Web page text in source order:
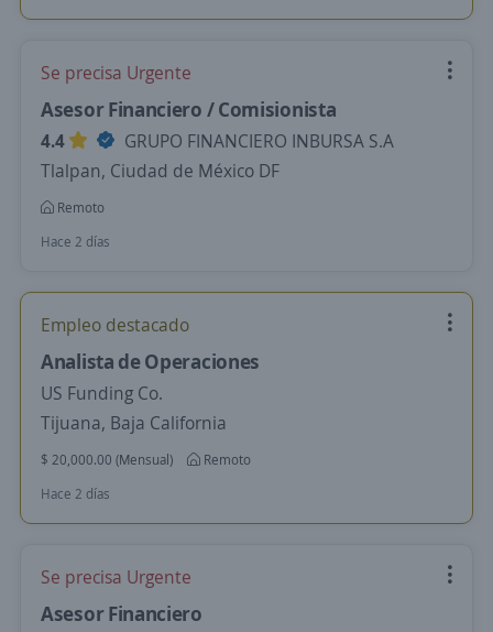
Se precisa Urgente
Asesor Financiero / Comisionista
4.4
GRUPO FINANCIERO INBURSA S.A
Tlalpan, Ciudad de México DF
Remoto
Hace 2 días
Empleo destacado
Analista de Operaciones
US Funding Co.
Tijuana, Baja California
$ 20,000.00 (Mensual)
Remoto
Hace 2 días
Se precisa Urgente
Asesor Financiero